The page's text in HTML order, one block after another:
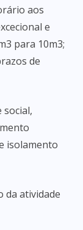
aos
e
para 10m3;
de
social,
isolamento
da atividade